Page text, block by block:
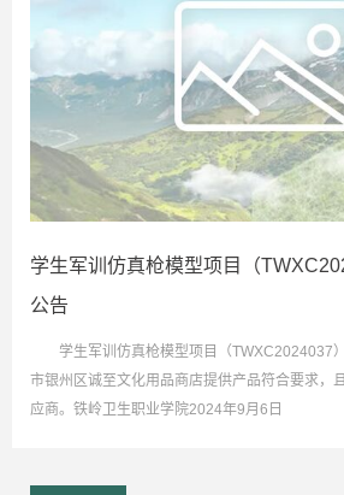
学生军训仿真枪模型项目（
公告
学生军训仿真枪模型项目（TWXC2024037
市银州区诚至文化用品商店提供产品符合要求，
应商。铁岭卫生职业学院2024年9月6日